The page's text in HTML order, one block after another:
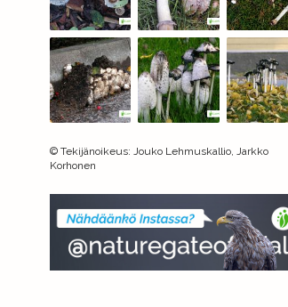
© Tekijänoikeus: Jouko Lehmuskallio, Jarkko
Korhonen